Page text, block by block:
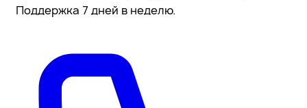
Поддержка 7 дней в неделю.